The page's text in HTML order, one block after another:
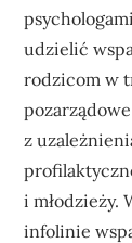
udzielić
rodzicom w
z
i młodzieży.
infolinie